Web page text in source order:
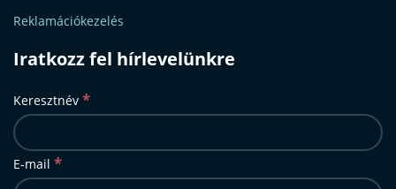
Reklamációkezelés
Iratkozz fel hírlevelünkre
Keresztnév *
E-mail *